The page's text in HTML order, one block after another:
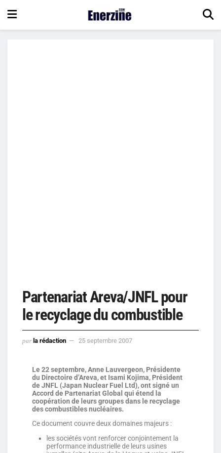
Partenariat Areva/JNFL pour
le recyclage du combustible
par la rédaction 25 septembre 2007
Le 22 septembre, Anne Lauvergeon, Présidente
du Directoire d’Areva, et Isami Kojima, Président
de JNFL (Japan Nuclear Fuel Ltd), ont signé un
Accord de Partenariat Global qui étend la
coopération de leurs groupes dans le recyclage
des combustibles nucléaires.
Ce document couvre deux domaines majeurs :
les sociétés vont renforcer conjointement la
performance industrielle de leurs usines